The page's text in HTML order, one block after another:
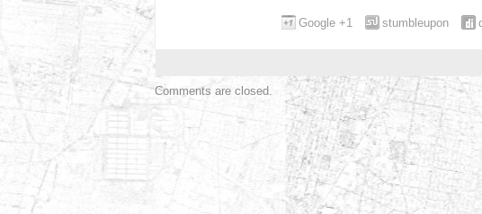
stumbleupon
Google +1
Comments are closed.